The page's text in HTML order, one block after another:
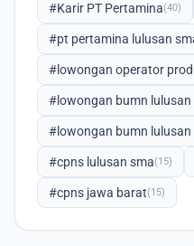
#Karir PT Pertamina(40)
#pt pertamina lulusan
#lowongan operator
#lowongan bumn lulusan
#lowongan bumn lulusan
#cpns lulusan sma(15)
#cpns jawa barat(15)